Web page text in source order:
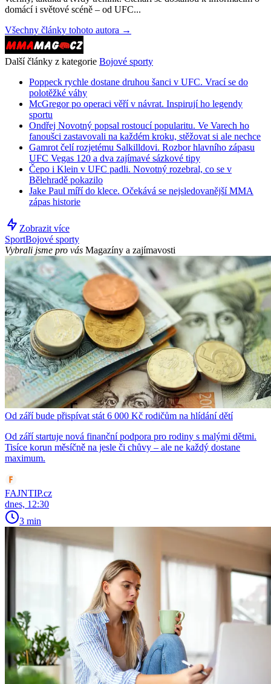
domácí i světové scéně – od UFC...
Všechny články tohoto autora →
Další články z kategorie Bojové sporty
Poppeck rychle dostane druhou šanci v UFC. Vrací se do
polotěžké váhy
McGregor po operaci věří v návrat. Inspirují ho legendy
sportu
Ondřej Novotný popsal rostoucí popularitu. Ve Varech ho
fanoušci zastavovali na každém kroku, stěžovat si ale nechce
Gamrot čelí rozjetému Salkilldovi. Rozbor hlavního zápasu
UFC Vegas 120 a dva zajímavé sázkové tipy
Čepo i Klein v UFC padli. Novotný rozebral, co se v
Bělehradě pokazilo
Jake Paul míří do klece. Očekává se nejsledovanější MMA
zápas historie
Zobrazit více
SportBojové sporty
Vybrali jsme pro vás Magazíny a zajímavosti
Od září bude přispívat stát 6 000 Kč rodičům na hlídání dětí
Od září startuje nová finanční podpora pro rodiny s malými dětmi.
Tisíce korun měsíčně na jesle či chůvy – ale ne každý dostane
maximum.
FAJNTIP.cz
dnes, 12:30
3 min